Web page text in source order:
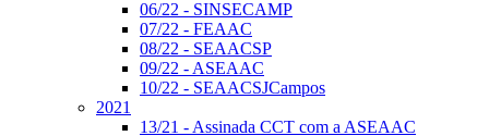
06/22 - SINSECAMP
07/22 - FEAAC
08/22 - SEAACSP
09/22 - ASEAAC
10/22 - SEAACSJCampos
2021
13/21 - Assinada CCT com a ASEAAC